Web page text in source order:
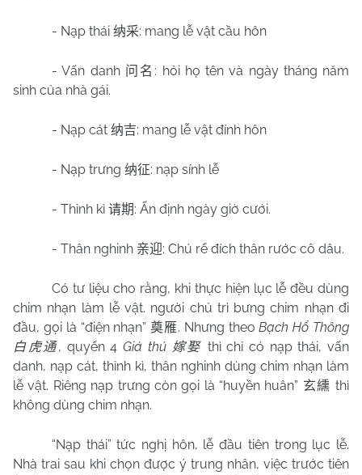
- Nạp thái 纳采: mang lễ vật cầu hôn
- Vấn danh 问名 : hỏi họ tên và ngày tháng năm
sinh của nhà gái.
- Nạp cát 纳吉: mang lễ vật đính hôn
- Nạp trưng 纳征: nạp sính lễ
- Thỉnh kì 请期: Ấn định ngày giờ cưới.
- Thân nghinh 亲迎: Chú rể đích thân rước cô dâu.
Có tư liệu cho rằng, khi thực hiện lục lễ đều dùng
chim nhạn làm lễ vật. người chủ trì bưng chim nhạn đi
đầu, gọi là “điện nhạn”奠雁. Nhưng theoBạch Hổ Thông
白虎通, quyển 4Giá thú 嫁娶 thì chỉ có nạp thái, vấn
danh, nạp cát, thỉnh kì, thân nghinh dùng chim nhạn làm
lễ vật. Riêng nạp trưng còn gọi là “huyền huân” 玄纁 thì
không dùng chim nhạn.
“Nạp thái” tức nghị hôn, lễ đầu tiên trong lục lễ.
Nhà trai sau khi chọn được ý trung nhân, việc trước tiên